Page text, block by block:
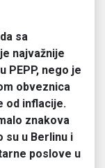
sa
najvažnije
PEPP, nego je
obveznica
od inflacije.
znakova
su u Berlinu i
poslove u